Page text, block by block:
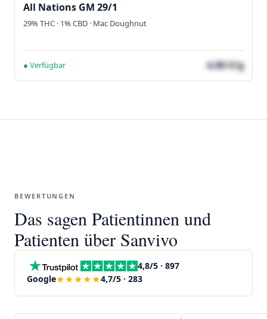
All Nations GM 29/1
29% THC · 1% CBD · Mac Doughnut
● Verfügbar 4,86 €/g
BEWERTUNGEN
Das sagen Patientinnen und
Patienten über Sanvivo
4,8/5 · 897
Google★★★★★4,7/5 · 283